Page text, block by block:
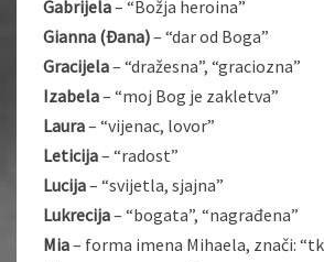
Gabrijela– “Božja heroina”
Gianna (Đana)– “dar od Boga”
Gracijela– “dražesna”, “graciozna”
Izabela– “moj Bog je zakletva”
Laura– “vijenac, lovor”
Leticija– “radost”
Lucija– “svijetla, sjajna”
Lukrecija– “bogata”, “nagrađena”
Mia– forma imena Mihaela, znači: